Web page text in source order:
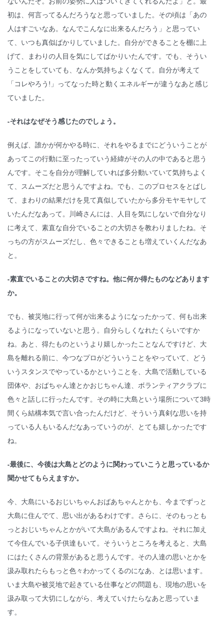
初は、何言ってるんだろうなと思っていました。その頃は「あの
人はすごいなあ。なんでこんなに出来るんだろう」と思ってい
て、いつも真似ばかりしていました。自分ができることを棚に上
げて、まわりの人目を気にしてばかりいたんです。でも、そうい
うことをしていても、なんか気持ちよくなくて。自分が考えて
「コレやろう!」ってなった時と動くエネルギーが違うなあと感じ
ていました。
-それはなぜそう感じたのでしょう。
例えば、誰かが何かやる時に、それをやるまでにどういうことが
あってこの行動に至ったっていう経緯がその人の中であると思う
んです。そこを自分が理解していれば多分動いていて気持ちよく
て、スムーズだと思うんですよね。でも、このプロセスをとばし
て、まわりの結果だけを見て真似していたから多分モヤモヤして
いたんだなあって。川崎さんには、人目を気にしないで自分なり
に考えて、素直な自分でいることの大切さを教わりましたね。そ
っちの方がスムーズだし、色々できることも増えていくんだなあ
と。
-素直でいることの大切さですね。他に何か得たものなどあります
か。
でも、被災地に行って何が出来るようになったかって、何も出来
るようになっていないと思う。自分らしくなれたくらいですか
ね。あと、得たものというより嬉しかったことなんですけど、大
島を離れる前に、今つなプロがどういうことをやっていて、どう
いうスタンスでやっているかということを、大島で活動している
団体や、おばちゃん達とかおじちゃん達、ボランティアクラブに
色々と話しに行ったんです。その時に大島という場所について3時
間くら結構本気で言い合ったんだけど、そういう真剣な思いを持
っている人もいるんだなあっていうのが、とても嬉しかったです
ね。
-最後に、今後は大島とどのように関わっていこうと思っているか
聞かせてもらえますか。
今、大島にいるおじいちゃんおばあちゃんとかも、今までずっと
大島に住んでて、思い出があるわけです。さらに、そのもっとも
っとおじいちゃんとかがいて大島があるんですよね。それに加え
て今住んでいる子供達もいて。そういうところを考えると、大島
にはたくさんの背景があると思うんです。その人達の思いとかを
汲み取れたらもっと色々わかってくるのになあ、とは思います。
いま大島や被災地で起きている仕事などの問題も、現地の思いを
汲み取って大切にしながら、考えていけたらなあと思っていま
す。